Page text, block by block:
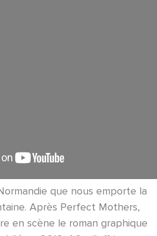
que nous emporte la
Après Perfect Mothers,
en scène le roman graphique